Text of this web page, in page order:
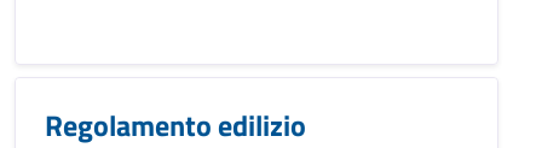
Regolamento edilizio